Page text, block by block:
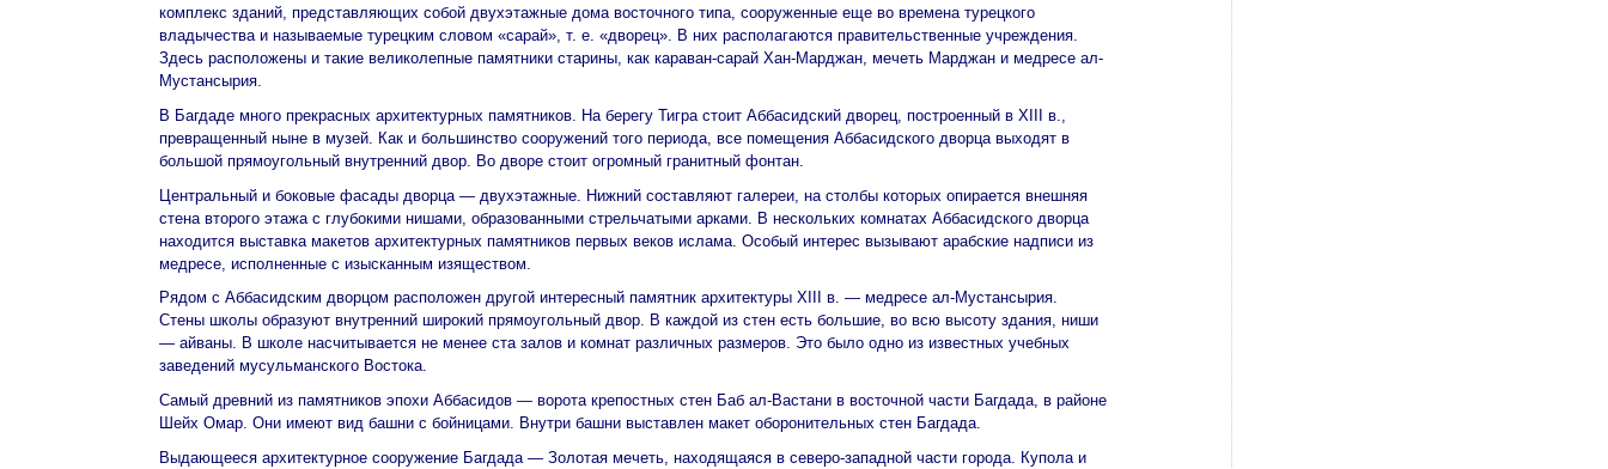
комплекс зданий, представляющих собой двухэтажные дома восточного типа, сооруженные еще во времена турецкого
владычества и называемые турецким словом «сарай», т. е. «дворец». В них располагаются правительственные учреждения.
Здесь расположены и такие великолепные памятники старины, как караван-сарай Хан-Марджан, мечеть Марджан и медресе ал-
Мустансырия.
В Багдаде много прекрасных архитектурных памятников. На берегу Тигра стоит Аббасидский дворец, построенный в XIII в.,
превращенный ныне в музей. Как и большинство сооружений того периода, все помещения Аббасидского дворца выходят в
большой прямоугольный внутренний двор. Во дворе стоит огромный гранитный фонтан.
Центральный и боковые фасады дворца — двухэтажные. Нижний составляют галереи, на столбы которых опирается внешняя
стена второго этажа с глубокими нишами, образованными стрельчатыми арками. В нескольких комнатах Аббасидского дворца
находится выставка макетов архитектурных памятников первых веков ислама. Особый интерес вызывают арабские надписи из
медресе, исполненные с изысканным изяществом.
Рядом с Аббасидским дворцом расположен другой интересный памятник архитектуры XIII в. — медресе ал-Мустансырия.
Стены школы образуют внутренний широкий прямоугольный двор. В каждой из стен есть большие, во всю высоту здания, ниши
— айваны. В школе насчитывается не менее ста залов и комнат различных размеров. Это было одно из известных учебных
заведений мусульманского Востока.
Самый древний из памятников эпохи Аббасидов — ворота крепостных стен Баб ал-Вастани в восточной части Багдада, в районе
Шейх Омар. Они имеют вид башни с бойницами. Внутри башни выставлен макет оборонительных стен Багдада.
Выдающееся архитектурное сооружение Багдада — Золотая мечеть, находящаяся в северо-западной части города. Купола и